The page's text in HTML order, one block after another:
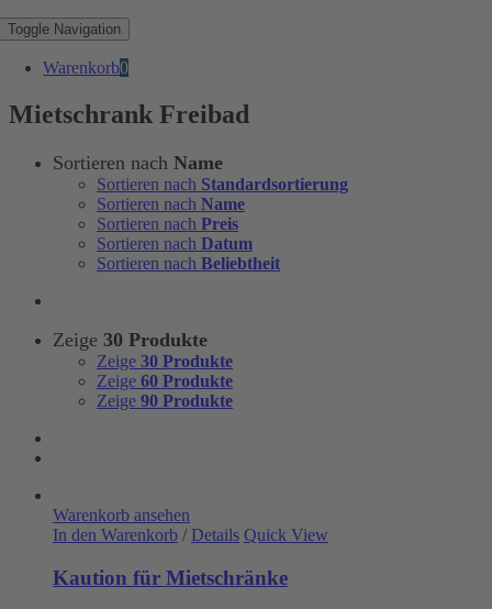
Toggle Navigation
Warenkorb0
Mietschrank Freibad
Sortieren nach Name
Sortieren nach Standardsortierung
Sortieren nach Name
Sortieren nach Preis
Sortieren nach Datum
Sortieren nach Beliebtheit
Zeige 30 Produkte
Zeige 30 Produkte
Zeige 60 Produkte
Zeige 90 Produkte
Warenkorb ansehen
In den Warenkorb / Details Quick View
Kaution für Mietschränke